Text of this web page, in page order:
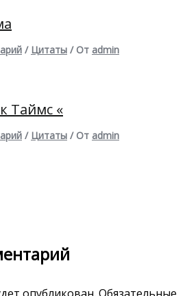
/ Цитаты / От admin
Таймс «
/ Цитаты / От admin